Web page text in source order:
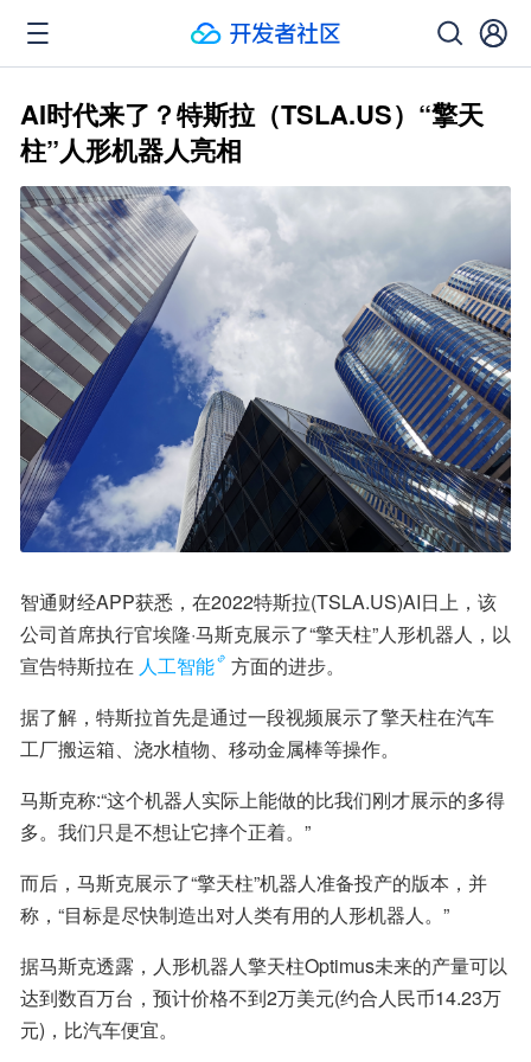
AI时代来了？特斯拉（TSLA.US）“擎天
柱”人形机器人亮相
智通财经APP获悉，在2022特斯拉(TSLA.US)AI日上，该
公司首席执行官埃隆·马斯克展示了“擎天柱”人形机器人，以
宣告特斯拉在 人工智能
方面的进步。
据了解，特斯拉首先是通过一段视频展示了擎天柱在汽车
工厂搬运箱、浇水植物、移动金属棒等操作。
马斯克称:“这个机器人实际上能做的比我们刚才展示的多得
多。我们只是不想让它摔个正着。”
而后，马斯克展示了“擎天柱”机器人准备投产的版本，并
称，“目标是尽快制造出对人类有用的人形机器人。”
据马斯克透露，人形机器人擎天柱Optimus未来的产量可以
达到数百万台，预计价格不到2万美元(约合人民币14.23万
元)，比汽车便宜。